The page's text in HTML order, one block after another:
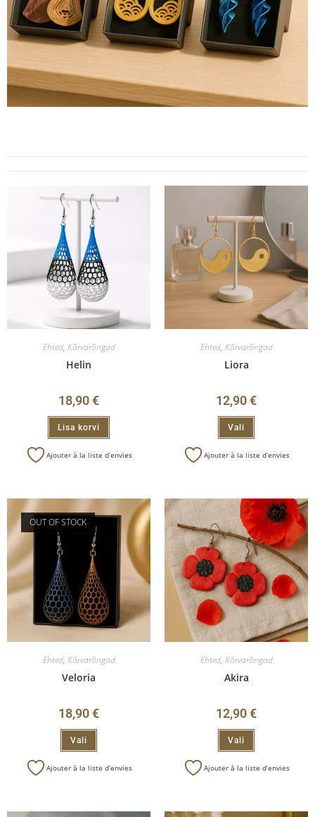
a
Ehted, Kõrvarõngad
Helin
18,90€
Lisa korvi
Ajouter à la liste d’envies
Ehted, Kõrvarõngad
Liora
12,90€
Vali
Ajouter à la liste d’envies
OUT OF STOCK
Ehted, Kõrvarõngad
Veloria
18,90€
Vali
Ajouter à la liste d’envies
Ehted, Kõrvarõngad
Akira
12,90€
Vali
Ajouter à la liste d’envies